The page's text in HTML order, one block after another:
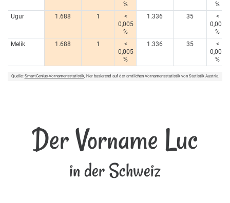
%
%
Ugur
1.688 1
<
0,005
%
1.336 35
<
0,005
%
Melik
1.688 1
<
0,005
%
1.336 35
<
0,005
%
Quelle: SmartGenius-Vornamensstatistik, hier basierend auf der amtlichen Vornamensstatistik von Statistik Austria.
Der Vorname Luc
in der Schweiz